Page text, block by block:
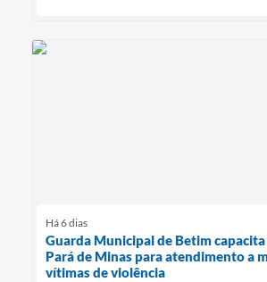
Há 6 dias
Guarda Municipal de Betim
Pará de Minas para atendimento a
vítimas de violência